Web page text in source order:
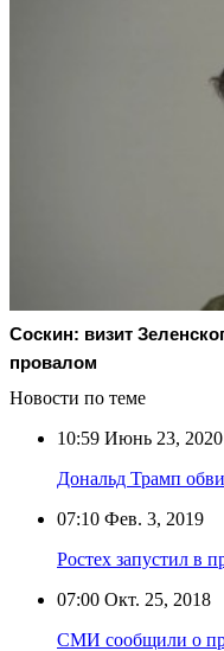
Соскин: визит
провалом
Новости по теме
10:59 Июнь 23, 2020
Дональд Трамп
07:10 Фев. 3, 2019
Ростех запустил в
07:00 Окт. 25, 2018
СМИ сообщили о